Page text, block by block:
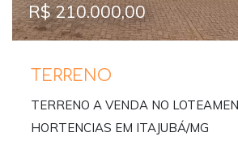
R$ 210.000,00
TERRENO
TERRENO A VENDA NO
HORTENCIAS EM ITAJUBÁ/MG